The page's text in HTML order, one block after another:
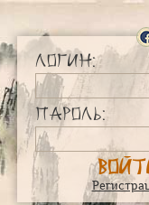
Логин:
Пароль: